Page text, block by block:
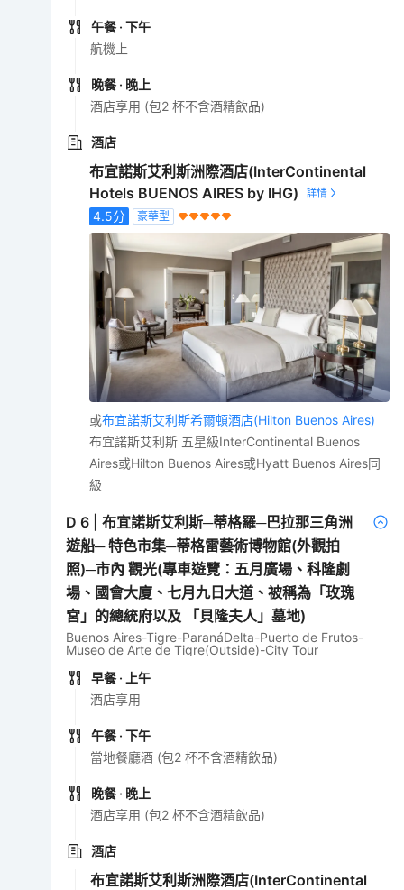
午餐 · 下午
航機上
晚餐 · 晚上
酒店享用 (包2 杯不含酒精飲品)
酒店
布宜諾斯艾利斯洲際酒店(InterContinental
Hotels BUENOS AIRES by IHG)
4.5分 豪華型
或布宜諾斯艾利斯希爾頓酒店(Hilton Buenos Aires)
布宜諾斯艾利斯 五星級InterContinental Buenos
Aires或Hilton Buenos Aires或Hyatt Buenos Aires同
級
D6 |布宜諾斯艾利斯─蒂格羅─巴拉那三角洲
遊船─ 特色市集─蒂格雷藝術博物館(外觀拍
照)─市內 觀光(專車遊覽：五月廣場、科隆劇
場、國會大廈、七月九日大道、被稱為「玫瑰
宮」的總統府以及 「貝隆夫人」墓地)
Buenos Aires-Tigre-ParanáDelta-Puerto de Frutos-
Museo de Arte de Tigre(Outside)-City Tour
早餐 · 上午
酒店享用
午餐 · 下午
當地餐廳酒 (包2 杯不含酒精飲品)
晚餐 · 晚上
酒店享用 (包2 杯不含酒精飲品)
酒店
布宜諾斯艾利斯洲際酒店(InterContinental